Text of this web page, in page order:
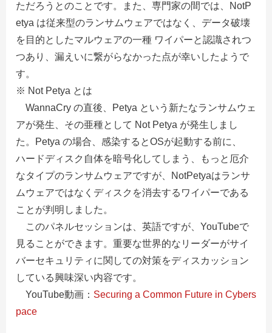
ただろうとのことです。また、専門家の間では、NotP
etya は従来型のランサムウェアではなく、データ破壊
を目的としたマルウェアの一種 ワイパーと認識されつ
つあり、漏えいに繋がらなかった点が幸いしたようで
す。
※ Not Petya とは
WannaCry の直後、Petya という新たなランサムウェ
アが発生、その亜種として Not Petya が発生しまし
た。Petya の場合、感染するとOSが起動する前に、
ハードディスク自体を暗号化してしまう、もっと厄介
なタイプのランサムウェアですが、NotPetyaはランサ
ムウェアではなくディスクを消去するワイパーである
ことが判明しました。
このパネルセッションは、英語ですが、YouTubeで
見ることができます。重要な世界的なリーダーがサイ
バーセキュリティに関しての対策をディスカッション
している興味深い内容です。
YouTube動画： Securing a Common Future in Cybers
pace